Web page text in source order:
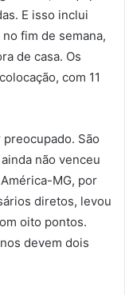
E isso inclui
fim de semana,
de casa. Os
com 11
São
não venceu
MG, por
diretos, levou
oito pontos.
devem dois